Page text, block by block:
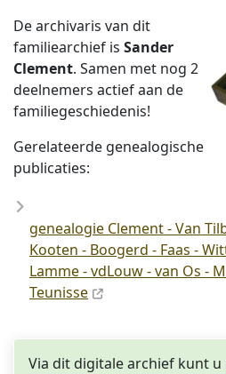
De archivaris van dit
familiearchief is Sander
Clement. Samen met nog 2
deelnemers actief aan de
familiegeschiedenis!
Gerelateerde genealogische
publicaties:
genealogie Clement - Van
Kooten - Boogerd - Faas -
Lamme - vdLouw - van Os -
Teunisse
Via dit digitale archief kunt u